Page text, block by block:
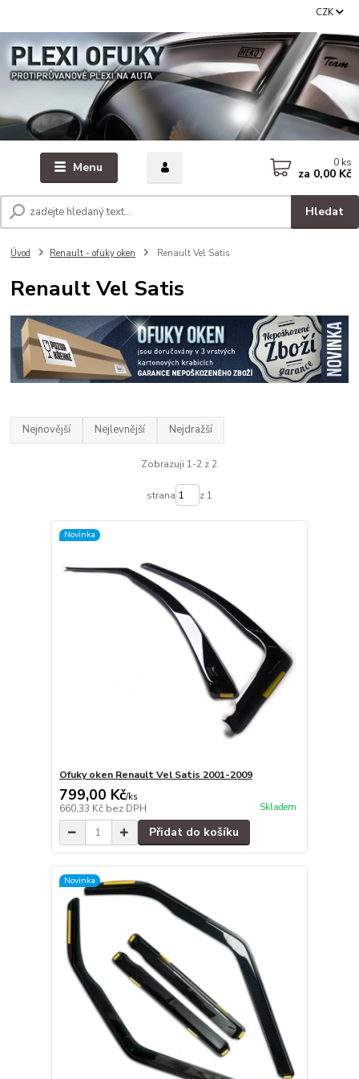
Menu
CZK
Hledat
0 ks
za 0,00 Kč
Úvod Renault - ofuky oken Renault Vel Satis
Renault Vel Satis
Nejnovější Nejlevnější Nejdražší
Zobrazuji 1-2 z 2
strana z 1
Novinka
Ofuky oken Renault Vel Satis 2001-2009
799,00 Kč/ks
660,33 Kč bez DPH Skladem
Přidat do košíku
Novinka